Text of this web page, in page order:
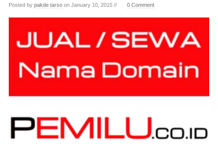
Posted by pakde tarsoon January 10, 2015 // 0 Comment